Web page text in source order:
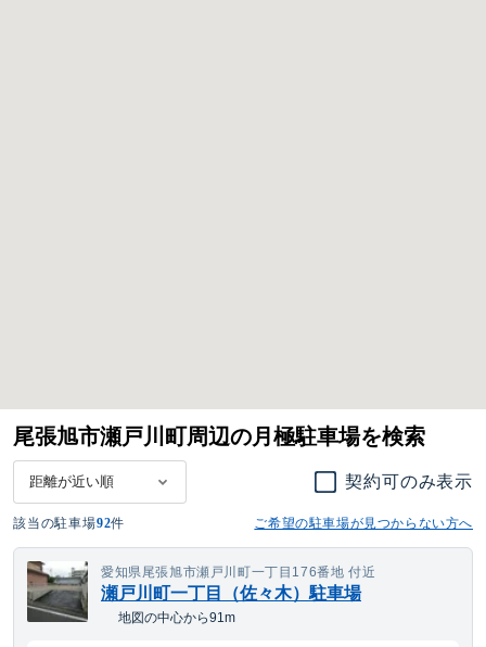
尾張旭市瀬戸川町周辺の月極駐車場を検索
契約可のみ表示
該当の駐車場92件 ご希望の駐車場が見つからない方へ
愛知県尾張旭市瀬戸川町一丁目176番地 付近
瀬戸川町一丁目（佐々木）駐車場
地図の中心から91m